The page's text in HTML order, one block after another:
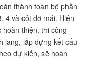
thành toàn bộ phần
4 và cột đỡ mái. Hiện
thiện, thi công
lang, lắp dựng kết cấu
dự kiến, sẽ hoàn